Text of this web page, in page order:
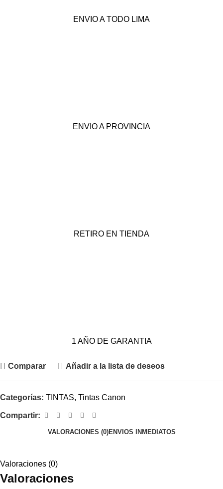
ENVIO A TODO LIMA
ENVIO A PROVINCIA
RETIRO EN TIENDA
1 AÑO DE GARANTIA
Comparar Añadir a la lista de deseos
Categorías: TINTAS, Tintas Canon
Compartir:
VALORACIONES (0)ENVIOS INMEDIATOS
Valoraciones (0)
Valoraciones